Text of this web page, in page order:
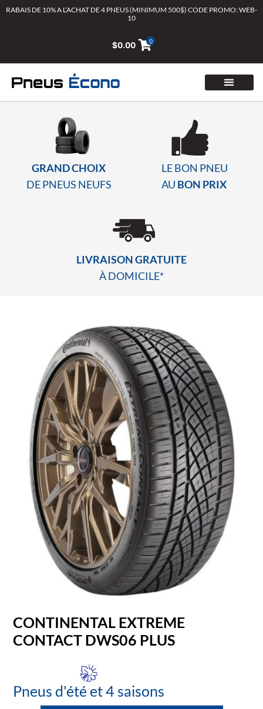
AllerRABAIS DE 10% A L’ACHAT DE 4 PNEUS (MINIMUM 500$) CODE PROMO: WEB-
10
$0.00 0
GRAND CHOIX
DE PNEUS NEUFS
LE BON PNEU
AU BON PRIX
LIVRAISON GRATUITE
À DOMICILE*
CONTINENTAL EXTREME
CONTACT DWS06 PLUS
Pneus d'été et 4 saisons